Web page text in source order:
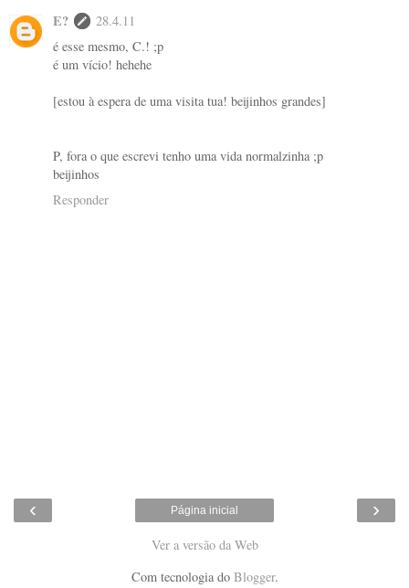
E?
28.4.11
é esse mesmo, C.! ;p
é um vício! hehehe
[estou à espera de uma visita tua! beijinhos grandes]
P, fora o que escrevi tenho uma vida normalzinha ;p
beijinhos
Responder
‹ ›
Página inicial
Ver a versão da Web
Com tecnologia do Blogger.